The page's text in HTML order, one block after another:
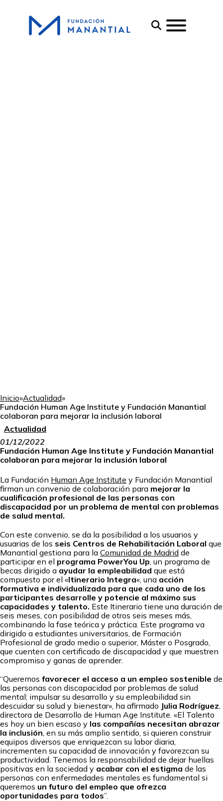
Inicio»Actualidad»
Fundación Human Age Institute y Fundación Manantial
colaboran para mejorar la inclusión laboral
Actualidad
01/12/2022
Fundación Human Age Institute y Fundación Manantial
colaboran para mejorar la inclusión laboral
La Fundación Human Age Institute y Fundación Manantial
firman un convenio de colaboración para mejorar la
cualificación profesional de las personas con
discapacidad por un problema de mental con problemas
de salud mental.
Con este convenio, se da la posibilidad a los usuarios y
usuarias de los seis Centros de Rehabilitación Laboral que
Manantial gestiona para la Comunidad de Madrid de
participar en el programa PowerYou Up , un programa de
becas dirigido a ayudar la empleabilidad que está
compuesto por el «Itinerario Integra«, una acción
formativa e individualizada para que cada uno de los
participantes desarrolle y potencie al máximo sus
capacidades y talento. Este Itinerario tiene una duración de
seis meses, con posibilidad de otros seis meses más,
combinando la fase teórica y práctica. Este programa va
dirigido a estudiantes universitarios, de Formación
Profesional de grado medio o superior, Máster o Posgrado,
que cuenten con certificado de discapacidad y que muestren
compromiso y ganas de aprender.
“Queremos favorecer el acceso a un empleo sostenible de
las personas con discapacidad por problemas de salud
mental; impulsar su desarrollo y su empleabilidad sin
descuidar su salud y bienestar», ha afirmado Julia Rodríguez
directora de Desarrollo de Human Age Institute. «El Talento
es hoy un bien escaso y las compañías necesitan abrazar
la inclusión , en su más amplio sentido, si quieren construir
equipos diversos que enriquezcan su labor diaria,
incrementen su capacidad de innovación y favorezcan su
productividad. Tenemos la responsabilidad de dejar huellas
positivas en la sociedad y acabar con el estigma de las
personas con enfermedades mentales es fundamental si
queremos un futuro del empleo que ofrezca
oportunidades para todos”.